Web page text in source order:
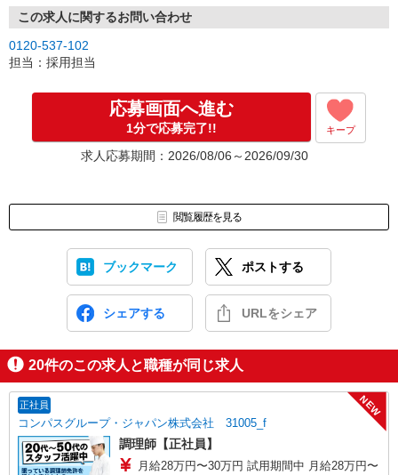
この求人に関するお問い合わせ
0120-537-102
担当：採用担当
応募画面へ進む
1分で応募完了!! キープ
求人応募期間：2026/08/06～2026/09/30
閲覧履歴を見る
ブックマーク ポストする
シェアする URLをシェア
20件のこの求人と職種が同じ求人
正社員
コンパスグループ・ジャパン株式会社 31005_f
NEW
調理師【正社員】
月給28万円〜30万円 試用期間中 月給28万円〜